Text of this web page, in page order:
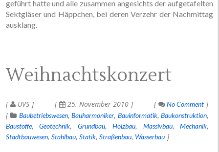
geführt hatte und alle zusammen angesichts der aufgetafelten
Sektgläser und Häppchen, bei deren Verzehr der Nachmittag
ausklang.
Weihnachtskonzert
UVS 25. November 2010
No Comment
Baubetriebswesen Bauharmoniker Bauinformatik Baukonstruktion
Baustoffe
Geotechnik Grundbau Holzbau Massivbau
Mechanik
Stadtbauwesen Stahlbau Statik Straßenbau Wasserbau